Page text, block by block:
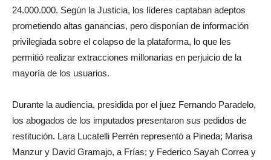
24.000.000. Según la Justicia, los líderes captaban adeptos
prometiendo altas ganancias, pero disponían de información
privilegiada sobre el colapso de la plataforma, lo que les
permitió realizar extracciones millonarias en perjuicio de la
mayoría de los usuarios.
Durante la audiencia, presidida por el juez Fernando Paradelo,
los abogados de los imputados presentaron sus pedidos de
restitución. Lara Lucatelli Perrén representó a Pineda; Marisa
Manzur y David Gramajo, a Frías; y Federico Sayah Correa y